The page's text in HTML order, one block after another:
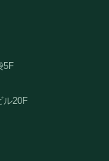
5F
ル20F